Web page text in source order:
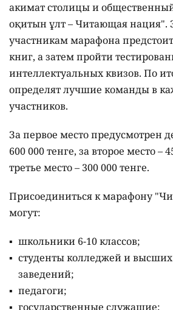
акимат столицы и
оқитын ұлт – Читающая нация".
участникам марафона
книг, а затем пройти
интеллектуальных квизов. По
определят лучшие команды в
участников.
За первое место предусмотрен
600 000 тенге, за второе место –
третье место – 300 000 тенге.
Присоединиться к марафону
могут:
школьники 6-10 классов;
студенты колледжей и
заведений;
педагоги;
государственные служащие;